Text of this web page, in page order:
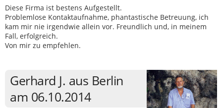
Diese Firma ist bestens Aufgestellt.
Problemlose Kontaktaufnahme, phantastische Betreuung, ich
kam mir nie irgendwie allein vor. Freundlich und, in meinem
Fall, erfolgreich.
Von mir zu empfehlen.
Gerhard J. aus Berlin
am 06.10.2014